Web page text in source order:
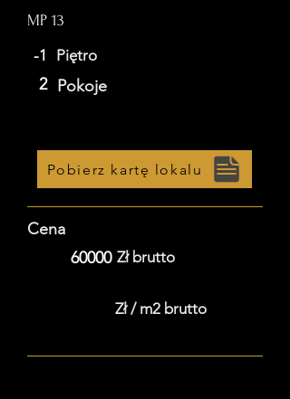
MP 13
-1 Piętro
2 Pokoje
Pobierz kartę lokalu
Cena
60000 Zł brutto
Zł / m2 brutto